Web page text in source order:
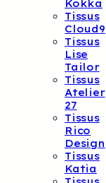
Kokka
Tissus
Cloud9
Tissus
Lise
Tailor
Tissus
Atelier
27
Tissus
Rico
Design
Tissus
Katia